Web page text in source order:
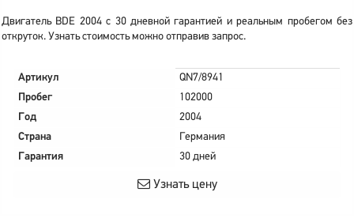
Двигатель BDE 2004 с 30 дневной гарантией и реальным пробегом без
откруток. Узнать стоимость можно отправив запрос.
Артикул
QN7/8941
Пробег
102000
Год
2004
Страна
Германия
Гарантия
30 дней
Узнать цену